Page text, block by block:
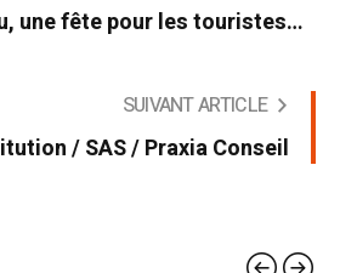
une fête pour les touristes…
SUIVANT ARTICLE
/ SAS / Praxia Conseil